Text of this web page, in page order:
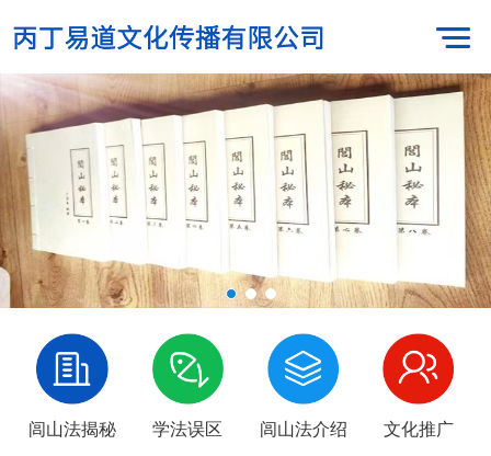
闾山法揭秘 学法误区 闾山法介绍 文化推广